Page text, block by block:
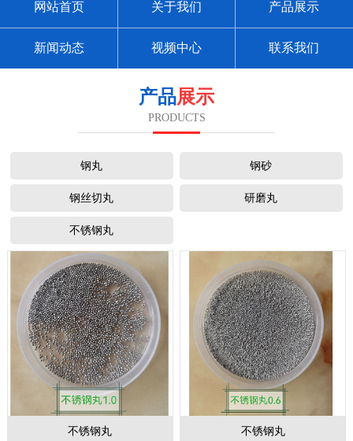
网站首页 关于我们 产品展示
新闻动态 视频中心 联系我们
产品展示
PRODUCTS
钢丸 钢砂
钢丝切丸 研磨丸
不锈钢丸
不锈钢丸 不锈钢丸